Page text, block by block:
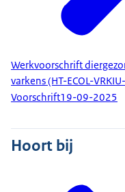
Werkvoorschrift
varkens (HT-ECOL-
Voorschrift19-09-2025
Hoort bij